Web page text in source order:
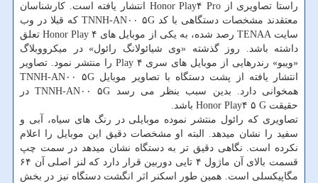
راستا تصاویری از Honor Play۴ Pro انتشار یافته است. کارشناسان
معتقدند مشخصات دستگاهی با کد TNNH-AN۰۰ ۵G که قبلا در وب
سایت TENAA رصد شده، به یکی از موبایل های Honor Play ۴ تعلق
داشته باشد. روز گذشته «وی شیائولانگ رائول» در میکرووبلاگ
«ویبو» رندرهایی از موبایل های سری Play ۴ را منتشر نمود. تصاویر
انتشار یافته از پشت دستگاه با تصاویر موبایل TNNH-AN۰۰ ۵G
همخوانی دارد. بدین سبب بنظر می رسد TNNH-AN۰۰ ۵G در
حقیقت Honor Play۴ ۵ G باشد.
تصاویری که رائول منتشر نموده موبایلی در رنگ های سیاه، آبی و
سفید را نشان میدهد. البته او مشخصات دقیق این موبایل را اعلام
نکرده است. نگاهی دقیق تر به دستگاه نشان میدهد در سمت چپ
قسمت بالای آن ماژول ۴ تایی دوربین قرار دارد که لنز اصلی آن ۶۴
مگاپیکسلی است. همین طور اسکنر اثر انگشت دستگاه نیز در بخش